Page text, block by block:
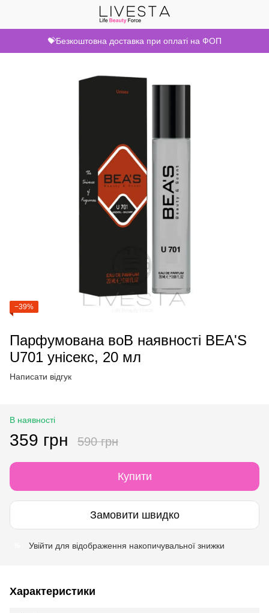
💝Безкоштовна доставка при оплаті на ФОП
−39%
Парфумована воВ наявності BEA'S
U701 унісекс, 20 мл
Написати відгук
В наявності
359 грн 590 грн
Купити
Замовити швидко
Увійти для відображення накопичувальної знижки
Характеристики